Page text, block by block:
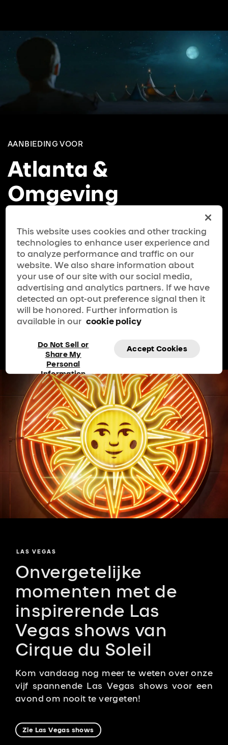
AANBIEDING VOOR
Atlanta &
Omgeving
Wij treden altijd wel ergens op, maar nu niet in
Atlanta.Klik hiervoor een volledige lijst met
shows en data.
Search
cityAtlanta, GA, de VS
LAS VEGAS
Onvergetelijke
momenten met de
inspirerende Las
Vegas shows van
Cirque du Soleil
Kom vandaag nog meer te weten over onze
vijf spannende Las Vegas shows voor een
avond om nooit te vergeten!
Zie Las Vegas shows
This website uses cookies and other tracking
technologies to enhance user experience and
to analyze performance and traffic on our
website. We also share information about
your use of our site with our social media,
advertising and analytics partners. If we have
detected an opt-out preference signal then it
will be honored. Further information is
available in our cookie policy
Do Not Sell or
Share My
Personal
Information
Accept Cookies